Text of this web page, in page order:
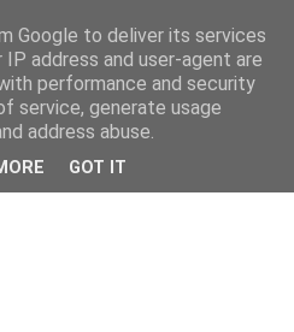
Google to deliver its services
address and user-agent are
performance and security
service, generate usage
address abuse.
GOT IT